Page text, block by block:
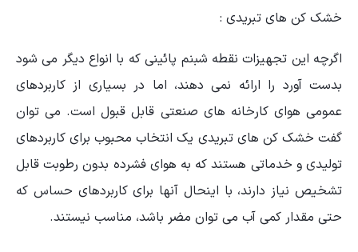
خشک کن های تبریدی :
اگرچه این تجهیزات نقطه شبنم پائینی که با انواع دیگر می شود
بدست آورد را ارائه نمی دهند، اما در بسیاری از کاربردهای
عمومی هوای کارخانه های صنعتی قابل قبول است. می توان
گفت خشک کن های تبریدی یک انتخاب محبوب برای کاربردهای
تولیدی و خدماتی هستند که به هوای فشرده بدون رطوبت قابل
تشخیص نیاز دارند، با اینحال آنها برای کاربردهای حساس که
حتی مقدار کمی آب می توان مضر باشد، مناسب نیستند.